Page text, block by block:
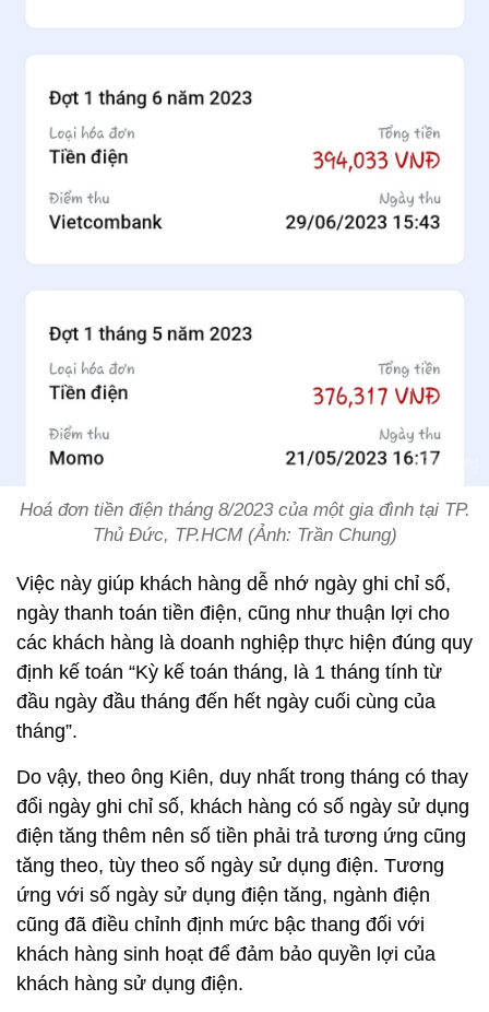
Hoá đơn tiền điện tháng 8/2023 của một gia đình tại TP.
Thủ Đức, TP.HCM (Ảnh: Trần Chung)
Việc này giúp khách hàng dễ nhớ ngày ghi chỉ số,
ngày thanh toán tiền điện, cũng như thuận lợi cho
các khách hàng là doanh nghiệp thực hiện đúng quy
định kế toán “Kỳ kế toán tháng, là 1 tháng tính từ
đầu ngày đầu tháng đến hết ngày cuối cùng của
tháng”.
Do vậy, theo ông Kiên, duy nhất trong tháng có thay
đổi ngày ghi chỉ số, khách hàng có số ngày sử dụng
điện tăng thêm nên số tiền phải trả tương ứng cũng
tăng theo, tùy theo số ngày sử dụng điện. Tương
ứng với số ngày sử dụng điện tăng, ngành điện
cũng đã điều chỉnh định mức bậc thang đối với
khách hàng sinh hoạt để đảm bảo quyền lợi của
khách hàng sử dụng điện.